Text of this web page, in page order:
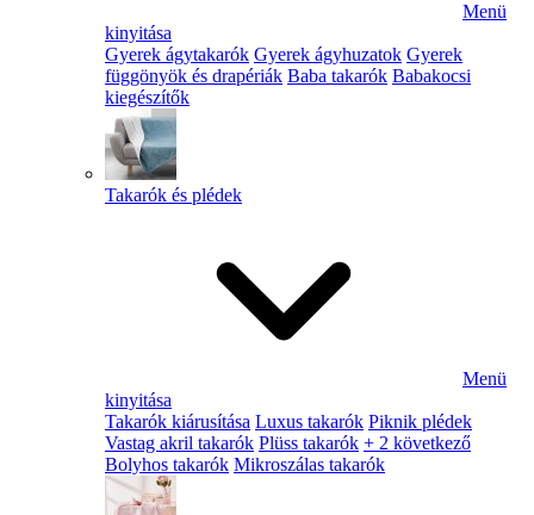
Menü
kinyitása
Gyerek ágytakarók Gyerek ágyhuzatok Gyerek
függönyök és drapériák Baba takarók Babakocsi
kiegészítők
Takarók és plédek
Menü
kinyitása
Takarók kiárusítása Luxus takarók Piknik plédek
Vastag akril takarók Plüss takarók + 2 következő
Bolyhos takarók Mikroszálas takarók